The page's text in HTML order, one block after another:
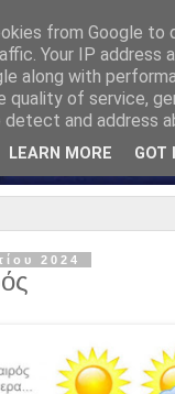
2024
from Google to
Your IP address
along with
quality of service,
and address
LEARN MORE GOT